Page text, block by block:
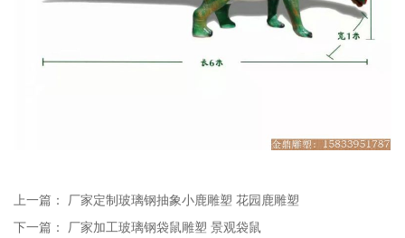
上一篇： 厂家定制玻璃钢抽象小鹿雕塑 花园鹿雕塑
下一篇： 厂家加工玻璃钢袋鼠雕塑 景观袋鼠